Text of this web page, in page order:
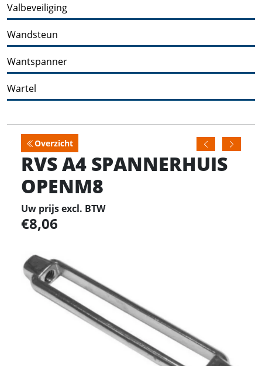
Valbeveiliging
Wandsteun
Wantspanner
Wartel
Overzicht
RVS A4 SPANNERHUIS
OPENM8
Uw prijs excl. BTW
8,06